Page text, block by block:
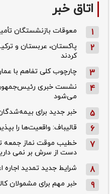
اتاق خبر
1 معوقات بازنشستگان
2
پاکستان، عربستان و
کردند
3 چارچوب کلی تفاهم با
4
نشست خبری رئیس‌جمهور
می‌شود
5 خبر جدید برای
6 قالیباف: واقعیت‌ها را
7
خطیب موقت نماز جمعه
دست از سرش بر نمی
8 شرایط جدید تمدید اجاره
9 خبر مهم برای مشمولان